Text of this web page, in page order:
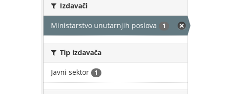
Izdavači
Ministarstvo unutarnjih poslova 1
Tip izdavača
Javni sektor 1